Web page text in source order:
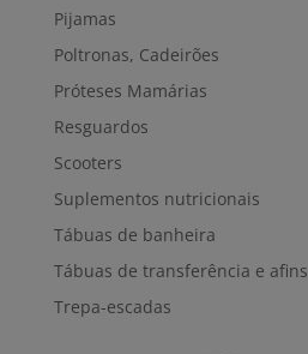
Pijamas
Poltronas, Cadeirões
Próteses Mamárias
Resguardos
Scooters
Suplementos nutricionais
Tábuas de banheira
Tábuas de transferência e afins
Trepa-escadas